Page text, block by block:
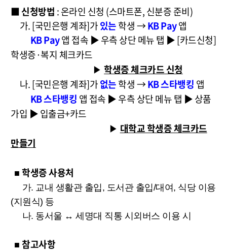
■신청방법 : 온라인 신청 (스마트폰, 신분증 준비)
가. [국민은행 계좌]가있는학생 →KB Pay앱
KB Pay앱 접속 ▶ 우측 상단 메뉴 탭 ▶ [카드신청]
학생증·복지 체크카드
▶학생증 체크카드 신청
나. [국민은행 계좌]가없는학생 →KB 스타뱅킹 앱
KB 스타뱅킹 앱 접속 ▶ 우측 상단 메뉴 탭 ▶ 상품
가입 ▶ 입출금+카드
▶ 대학교 학생증 체크카드
만들기
■학생증 사용처
가. 교내 생활관 출입, 도서관 출입/대여, 식당 이용
(지원식) 등
나. 동서울 ↔ 세명대 직통 시외버스 이용 시
■참고사항